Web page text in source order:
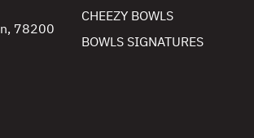
, 78200
CHEEZY BOWLS
BOWLS SIGNATURES